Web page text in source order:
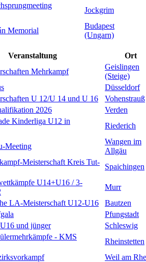
Jockgrim
Memorial
Budapest
(Ungarn)
Veranstaltung
Ort
Mehrkampf
Geislingen
(Steige)
Düsseldorf
U 12/U 14 und U 16
Vohenstrauß
2026
Verden
Kinderliga U12 in
Riederich
Meeting
Wangen im
Allgäu
Meisterschaft Kreis Tut-
Spaichingen
U14+U16 / 3-
Murr
LA-Meisterschaft U12-U16
Bautzen
Pfungstadt
und jünger
Schleswig
- KMS
Rheinstetten
Weil am